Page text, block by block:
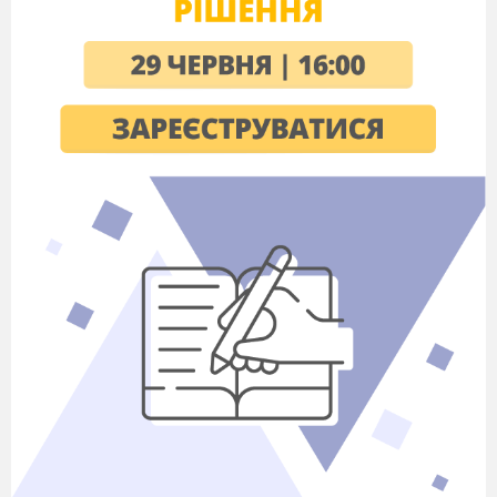
Переставна властивість множення.
Множення на 1 і 0. Задачі на дві дії.
Вправи і задачі на засвоєння вивчених
таблиць.
Контрольна робота: усні
обчислення.
на 1 і 0. Множення одноцифрових
чисел на 10. Додавання і віднімання з
переходом через розряд. Повторення
вивченого.
Українська мова